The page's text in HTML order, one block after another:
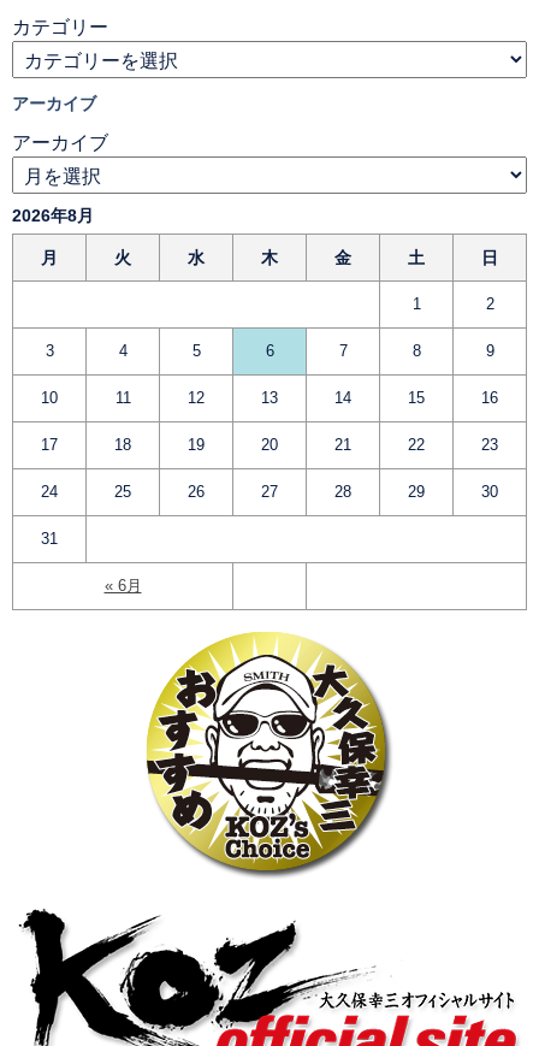
カテゴリー
アーカイブ
アーカイブ
2026年8月
月 火 水 木 金 土 日
« 6月
1 2
3 4 5 6 7 8 9
10 11 12 13 14 15 16
17 18 19 20 21 22 23
24 25 26 27 28 29 30
31